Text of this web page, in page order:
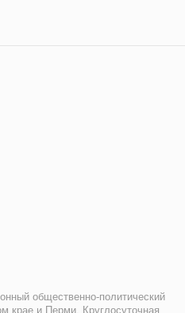
общественно-политический
крае и Перми. Круглосуточная